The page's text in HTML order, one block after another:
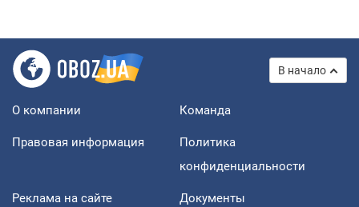
В начало
О компании Команда
Правовая информация
Политика
конфиденциальности
Реклама на сайте Документы